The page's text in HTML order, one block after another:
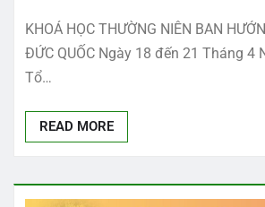
KHOÁ HỌC THƯỜNG NIÊN BAN
ĐỨC QUỐC Ngày 18 đến 21 Tháng 4
Tổ…
READ MORE